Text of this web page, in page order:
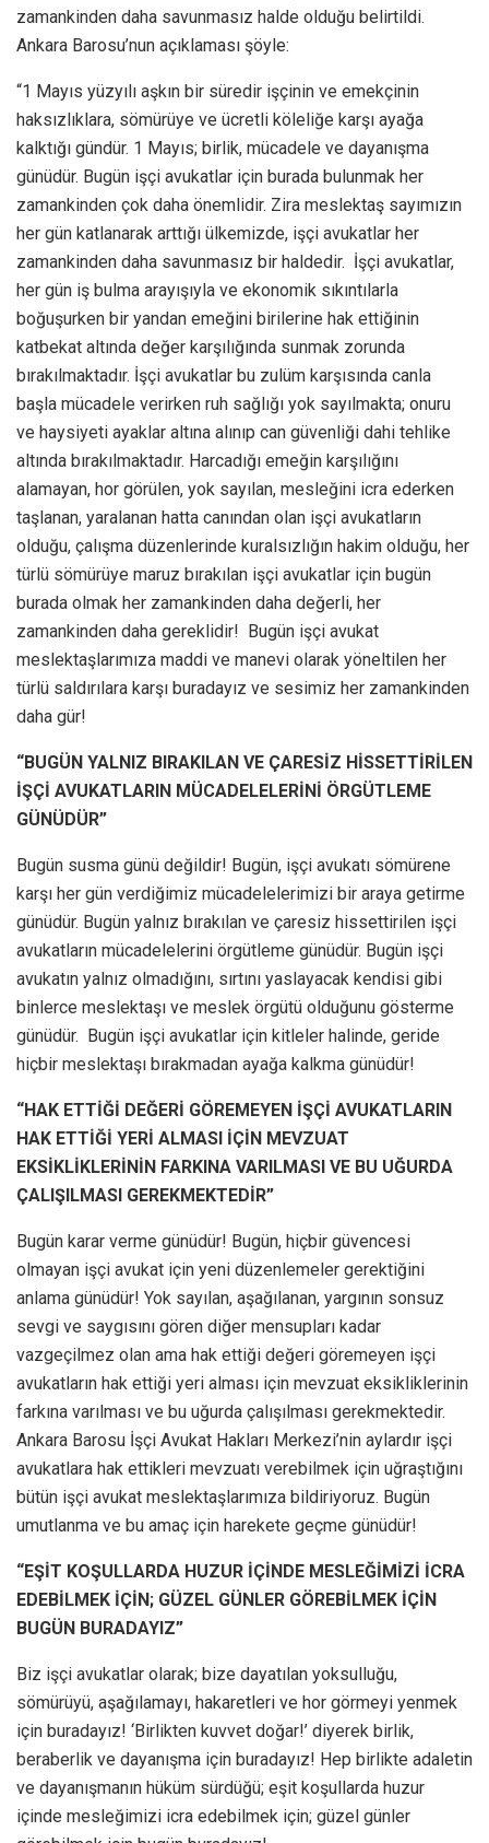
zamankinden daha savunmasız halde olduğu belirtildi.
Ankara Barosu’nun açıklaması şöyle:
“1 Mayıs yüzyılı aşkın bir süredir işçinin ve emekçinin
haksızlıklara, sömürüye ve ücretli köleliğe karşı ayağa
kalktığı gündür. 1 Mayıs; birlik, mücadele ve dayanışma
günüdür. Bugün işçi avukatlar için burada bulunmak her
zamankinden çok daha önemlidir. Zira meslektaş sayımızın
her gün katlanarak arttığı ülkemizde, işçi avukatlar her
zamankinden daha savunmasız bir haldedir. İşçi avukatlar,
her gün iş bulma arayışıyla ve ekonomik sıkıntılarla
boğuşurken bir yandan emeğini birilerine hak ettiğinin
katbekat altında değer karşılığında sunmak zorunda
bırakılmaktadır. İşçi avukatlar bu zulüm karşısında canla
başla mücadele verirken ruh sağlığı yok sayılmakta; onuru
ve haysiyeti ayaklar altına alınıp can güvenliği dahi tehlike
altında bırakılmaktadır. Harcadığı emeğin karşılığını
alamayan, hor görülen, yok sayılan, mesleğini icra ederken
taşlanan, yaralanan hatta canından olan işçi avukatların
olduğu, çalışma düzenlerinde kuralsızlığın hakim olduğu, her
türlü sömürüye maruz bırakılan işçi avukatlar için bugün
burada olmak her zamankinden daha değerli, her
zamankinden daha gereklidir! Bugün işçi avukat
meslektaşlarımıza maddi ve manevi olarak yöneltilen her
türlü saldırılara karşı buradayız ve sesimiz her zamankinden
daha gür!
“BUGÜN YALNIZ BIRAKILAN VE ÇARESİZ HİSSETTİRİLEN
İŞÇİ AVUKATLARIN MÜCADELELERİNİ ÖRGÜTLEME
GÜNÜDÜR”
Bugün susma günü değildir! Bugün, işçi avukatı sömürene
karşı her gün verdiğimiz mücadelelerimizi bir araya getirme
günüdür. Bugün yalnız bırakılan ve çaresiz hissettirilen işçi
avukatların mücadelelerini örgütleme günüdür. Bugün işçi
avukatın yalnız olmadığını, sırtını yaslayacak kendisi gibi
binlerce meslektaşı ve meslek örgütü olduğunu gösterme
günüdür. Bugün işçi avukatlar için kitleler halinde, geride
hiçbir meslektaşı bırakmadan ayağa kalkma günüdür!
“HAK ETTİĞİ DEĞERİ GÖREMEYEN İŞÇİ AVUKATLARIN
HAK ETTİĞİ YERİ ALMASI İÇİN MEVZUAT
EKSİKLİKLERİNİN FARKINA VARILMASI VE BU UĞURDA
ÇALIŞILMASI GEREKMEKTEDİR”
Bugün karar verme günüdür! Bugün, hiçbir güvencesi
olmayan işçi avukat için yeni düzenlemeler gerektiğini
anlama günüdür! Yok sayılan, aşağılanan, yargının sonsuz
sevgi ve saygısını gören diğer mensupları kadar
vazgeçilmez olan ama hak ettiği değeri göremeyen işçi
avukatların hak ettiği yeri alması için mevzuat eksikliklerinin
farkına varılması ve bu uğurda çalışılması gerekmektedir.
Ankara Barosu İşçi Avukat Hakları Merkezi’nin aylardır işçi
avukatlara hak ettikleri mevzuatı verebilmek için uğraştığını
bütün işçi avukat meslektaşlarımıza bildiriyoruz. Bugün
umutlanma ve bu amaç için harekete geçme günüdür!
“EŞİT KOŞULLARDA HUZUR İÇİNDE MESLEĞİMİZİ İCRA
EDEBİLMEK İÇİN; GÜZEL GÜNLER GÖREBİLMEK İÇİN
BUGÜN BURADAYIZ”
Biz işçi avukatlar olarak; bize dayatılan yoksulluğu,
sömürüyü, aşağılamayı, hakaretleri ve hor görmeyi yenmek
için buradayız! ‘Birlikten kuvvet doğar!’ diyerek birlik,
beraberlik ve dayanışma için buradayız! Hep birlikte adaletin
ve dayanışmanın hüküm sürdüğü; eşit koşullarda huzur
içinde mesleğimizi icra edebilmek için; güzel günler